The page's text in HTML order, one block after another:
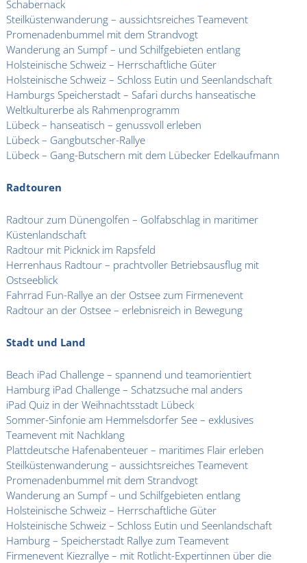
Schabernack
Steilküstenwanderung – aussichtsreiches Teamevent
Promenadenbummel mit dem Strandvogt
Wanderung an Sumpf – und Schilfgebieten entlang
Holsteinische Schweiz – Herrschaftliche Güter
Holsteinische Schweiz – Schloss Eutin und Seenlandschaft
Hamburgs Speicherstadt – Safari durchs hanseatische
Weltkulturerbe als Rahmenprogramm
Lübeck – hanseatisch – genussvoll erleben
Lübeck – Gangbutscher-Rallye
Lübeck – Gang-Butschern mit dem Lübecker Edelkaufmann
Radtouren
Radtour zum Dünengolfen – Golfabschlag in maritimer
Küstenlandschaft
Radtour mit Picknick im Rapsfeld
Herrenhaus Radtour – prachtvoller Betriebsausflug mit
Ostseeblick
Fahrrad Fun-Rallye an der Ostsee zum Firmenevent
Radtour an der Ostsee – erlebnisreich in Bewegung
Stadt und Land
Beach iPad Challenge – spannend und teamorientiert
Hamburg iPad Challenge – Schatzsuche mal anders
iPad Quiz in der Weihnachtsstadt Lübeck
Sommer-Sinfonie am Hemmelsdorfer See – exklusives
Teamevent mit Nachklang
Plattdeutsche Hafenabenteuer – maritimes Flair erleben
Steilküstenwanderung – aussichtsreiches Teamevent
Promenadenbummel mit dem Strandvogt
Wanderung an Sumpf – und Schilfgebieten entlang
Holsteinische Schweiz – Herrschaftliche Güter
Holsteinische Schweiz – Schloss Eutin und Seenlandschaft
Hamburg – Speicherstadt Rallye zum Teamevent
Firmenevent Kiezrallye – mit Rotlicht-Expertinnen über die